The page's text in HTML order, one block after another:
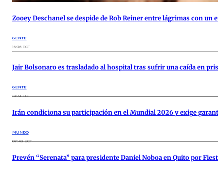
Zooey Deschanel se despide de Rob Reiner entre lágrimas con un
GENTE
16:36 ECT
Jair Bolsonaro es trasladado al hospital tras sufrir una caída en
GENTE
10:31 ECT
Irán condiciona su participación en el Mundial 2026 y exige
MUNDO
07:43 ECT
Prevén “Serenata” para presidente Daniel Noboa en Quito por